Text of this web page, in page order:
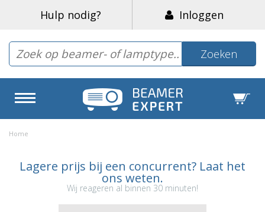
Hulp nodig? Inloggen
Zoeken
Home
Lagere prijs bij een concurrent? Laat het
ons weten.
Wij reageren al binnen 30 minuten!